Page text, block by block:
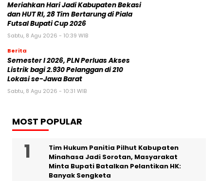
Meriahkan Hari Jadi Kabupaten Bekasi
dan HUT RI, 28 Tim Bertarung di Piala
Futsal Bupati Cup 2026
Sabtu, 8 Agu 2026 - 10:39 WIB
Berita
Semester I 2026, PLN Perluas Akses
Listrik bagi 2.930 Pelanggan di 210
Lokasi se-Jawa Barat
Sabtu, 8 Agu 2026 - 10:31 WIB
MOST POPULAR
Tim Hukum Panitia Pilhut Kabupaten
Minahasa Jadi Sorotan, Masyarakat
Minta Bupati Batalkan Pelantikan HK:
Banyak Sengketa